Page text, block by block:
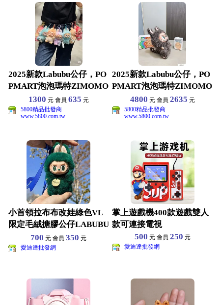
2025新款Labubu公仔，PO
PMART泡泡瑪特ZIMOMO
搪膠L1300 元 會員 635 元
5800精品批發商
www.5800.com.tw
2025新款Labubu公仔，PO
PMART泡泡瑪特ZIMOMO
搪膠L4800 元 會員 2635 元
5800精品批發商
www.5800.com.tw
小首領拉布布改娃綠色VL
限定毛絨搪膠公仔LABUBU
玩偶掛件禮物
700 元 會員350 元
愛迪達批發網
掌上遊戲機400款遊戲雙人
款可連接電視
500 元 會員 250 元
愛迪達批發網